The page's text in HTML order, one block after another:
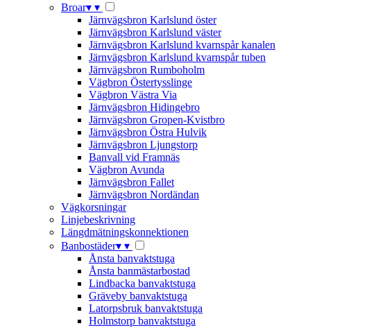
Broar▾ ▾
Järnvägsbron Karlslund öster
Järnvägsbron Karlslund väster
Järnvägsbron Karlslund kvarnspår kanalen
Järnvägsbron Karlslund kvarnspår tuben
Järnvägsbron Rumboholm
Vägbron Östertysslinge
Vägbron Västra Via
Järnvägsbron Hidingebro
Järnvägsbron Gropen-Kvistbro
Järnvägsbron Östra Hulvik
Järnvägsbron Ljungstorp
Banvall vid Framnäs
Vägbron Avunda
Järnvägsbron Fallet
Järnvägsbron Nordändan
Vägkorsningar
Linjebeskrivning
Längdmätningskonnektionen
Banbostäder▾ ▾
Ånsta banvaktstuga
Ånsta banmästarbostad
Lindbacka banvaktstuga
Gräveby banvaktstuga
Latorpsbruk banvaktstuga
Holmstorp banvaktstuga